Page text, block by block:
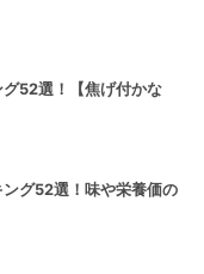
52選！【焦げ付かな
グ52選！味や栄養価の